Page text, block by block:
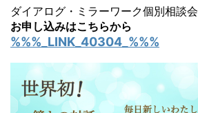
ダイアログ・ミラーワーク個別相談会
お申し込みはこちらから
%%%_LINK_40304_%%%